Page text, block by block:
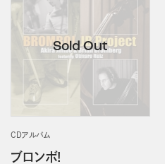
CDアルバム
ブロンボ!